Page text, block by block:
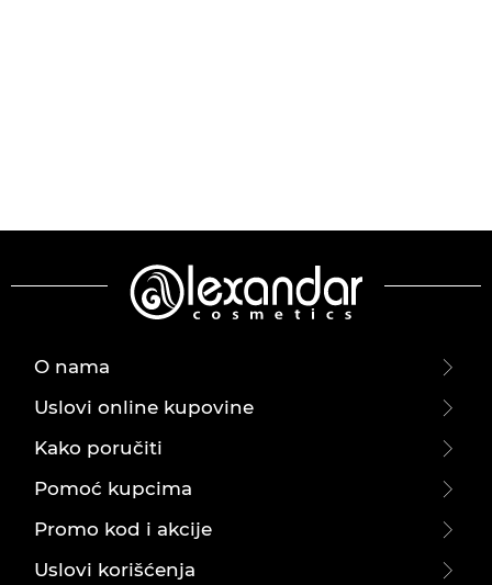
O nama
Uslovi online kupovine
Kako poručiti
Pomoć kupcima
Promo kod i akcije
Uslovi korišćenja